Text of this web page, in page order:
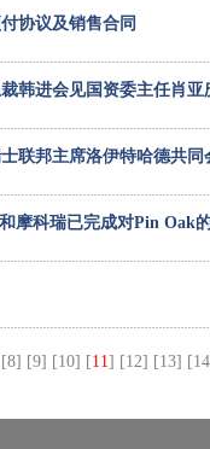
协议及销售合同
韩进会见国资委主任肖亚
联邦主席洛伊特哈德共
摩科瑞已完成对Pin Oak
[8] [9] [10] [11] [12] [13]